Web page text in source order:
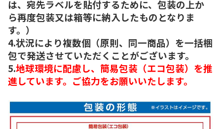
は、宛先ラベルを貼付するために、包装の上か
ら再度包装又は箱等に納入したものとなりま
す。）
4.状況により複数個（原則、同一商品）を一括梱
包で発送させていただくことがございます。
5.地球環境に配慮し、簡易包装（エコ包装）を推
進しています。ご協力をお願いいたします。